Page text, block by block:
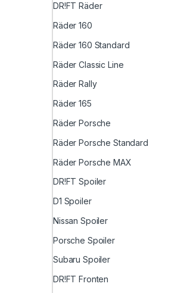
DR!FT Räder
Räder 160
Räder 160 Standard
Räder Classic Line
Räder Rally
Räder 165
Räder Porsche
Räder Porsche Standard
Räder Porsche MAX
DR!FT Spoiler
D1 Spoiler
Nissan Spoiler
Porsche Spoiler
Subaru Spoiler
DR!FT Fronten